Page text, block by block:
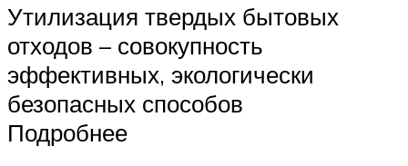
Утилизация твердых бытовых
отходов – совокупность
эффективных, экологически
безопасных способов
Подробнее